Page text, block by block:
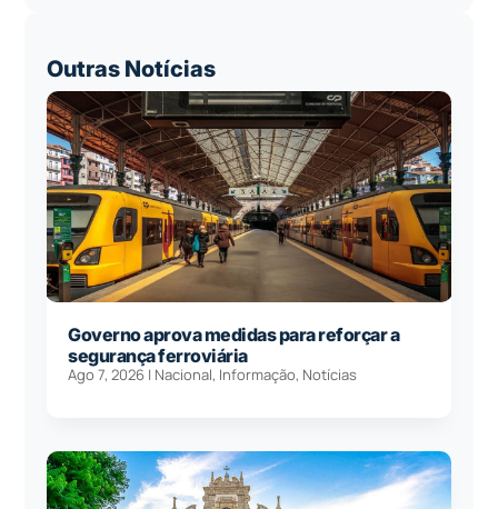
Outras Notícias
Governo aprova medidas para reforçar a
segurança ferroviária
Ago 7, 2026 | Nacional, Informação, Notícias